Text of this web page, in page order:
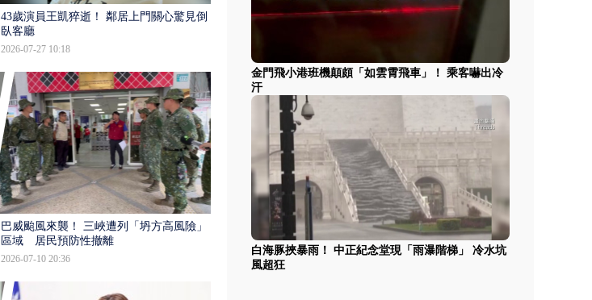
43歲演員王凱猝逝！ 鄰居上門關心驚見倒
臥客廳
2026-07-27 10:18
巴威颱風來襲！ 三峽遭列「坍方高風險」
區域 居民預防性撤離
2026-07-10 20:36
金門飛小港班機顛頗「如雲霄飛車」！ 乘客嚇出冷
汗
白海豚挾暴雨！ 中正紀念堂現「雨瀑階梯」 冷水坑
風超狂